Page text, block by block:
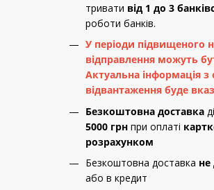
тривати від 1 до 3
роботи банків.
У періоди підвищеного
відправлення можуть
Актуальна інформація
відвантаження буде
Безкоштовна доставка
5000 грн при оплаті
розрахунком
Безкоштовна доставка не
або в кредит